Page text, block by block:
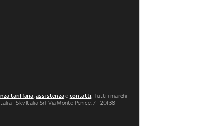
tariffaria,assistenzae contatti. Tutti i marchi
- Sky Italia Srl Via Monte Penice, 7 - 20138